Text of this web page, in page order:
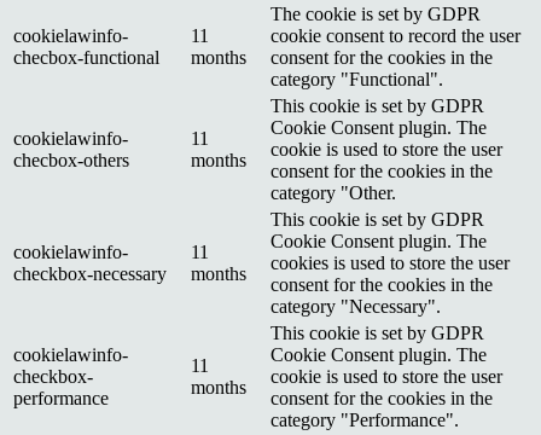
cookielawinfo-
checbox-functional
11
months
The cookie is set by GDPR
cookie consent to record the user
consent for the cookies in the
category "Functional".
cookielawinfo-
checbox-others
11
months
This cookie is set by GDPR
Cookie Consent plugin. The
cookie is used to store the user
consent for the cookies in the
category "Other.
cookielawinfo-
checkbox-necessary
11
months
This cookie is set by GDPR
Cookie Consent plugin. The
cookies is used to store the user
consent for the cookies in the
category "Necessary".
cookielawinfo-
checkbox-
performance
11
months
This cookie is set by GDPR
Cookie Consent plugin. The
cookie is used to store the user
consent for the cookies in the
category "Performance".